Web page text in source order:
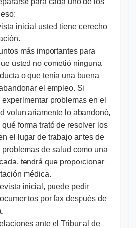
para cada uno de los
inicial usted tiene derecho
más importantes para
usted no cometió ninguna
o que tenía una buena
el empleo. Si
problemas en el
voluntariamente lo abandonó,
forma trató de resolver los
el lugar de trabajo antes de
problemas de salud como una
tendrá que proporcionar
médica.
inicial, puede pedir
por fax después de
ante el Tribunal de